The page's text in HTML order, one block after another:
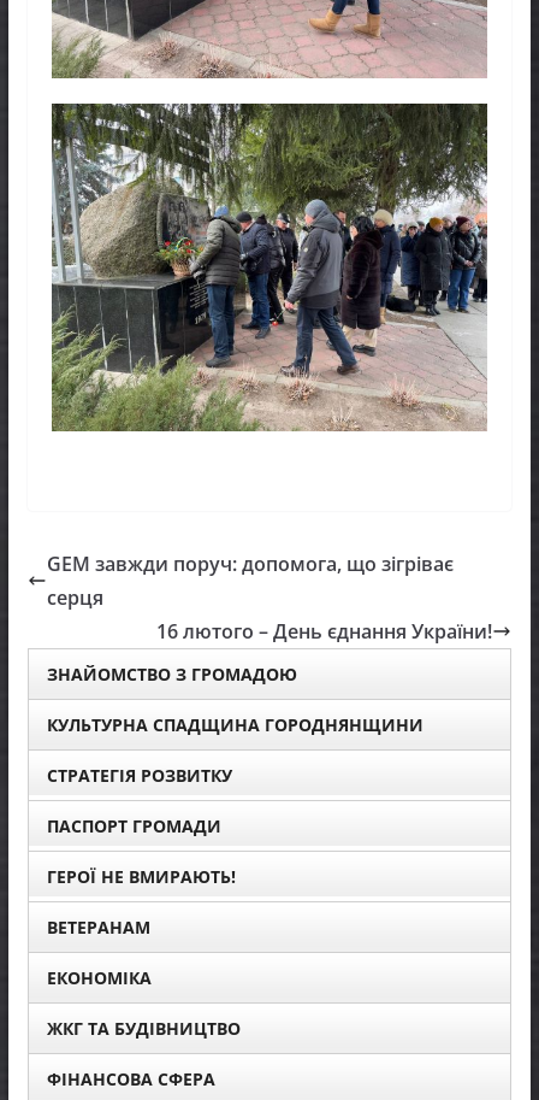
GEM завжди поруч: допомога, що зігріває
серця
16 лютого – День єднання України!
ЗНАЙОМСТВО З ГРОМАДОЮ
КУЛЬТУРНА СПАДЩИНА ГОРОДНЯНЩИНИ
СТРАТЕГІЯ РОЗВИТКУ
ПАСПОРТ ГРОМАДИ
ГЕРОЇ НЕ ВМИРАЮТЬ!
ВЕТЕРАНАМ
ЕКОНОМІКА
ЖКГ ТА БУДІВНИЦТВО
ФІНАНСОВА СФЕРА